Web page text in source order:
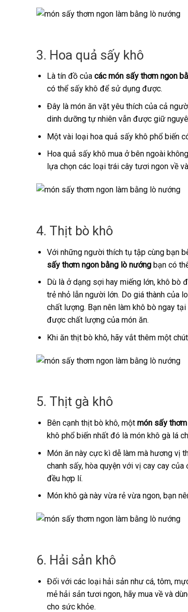
3. Hoa quả sấy khô
Là tín đồ của các món sấy thơm ngon
có thể sấy khô để sử dụng được.
Đây là món ăn vặt yêu thích của cả
dinh dưỡng tự nhiên vẫn được giữ
Một vài loại hoa quả sấy khô phổ biến
Hoa quả sấy khô mua ở bên ngoài
lựa chọn các loại trái cây tươi ngon về
4. Thịt bò khô
Với những người thích tụ tập cùng bạn
sấy thơm ngon bằng lò nướngbạn có
Dù là ở dạng sợi hay miếng lớn, khô bò
trẻ nhỏ lẫn người lớn. Do giá thành của
chất lượng. Bạn nên làm khô bò ngay
được chất lượng của món ăn.
Khi ăn thịt bò khô, hãy vắt thêm một
5. Thịt gà khô
Bên cạnh thịt bò khô, một món sấy
khô phổ biến nhất đó là món khô gà lá
Món ăn này cực kì dễ làm mà hương vị
chanh sấy, hòa quyện với vị cay cay
đều hợp lí.
Món khô gà này vừa rẻ vừa ngon, bạn
6. Hải sản khô
Đối với các loại hải sản như cá, tôm,
mẻ hải sản tươi ngon, hãy mua về và
cho sức khỏe.